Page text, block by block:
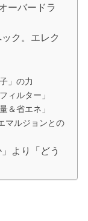
ーバードラ
ク。エレク
」の力
ルター」
省エネ」
マルジョンとの
より「どう